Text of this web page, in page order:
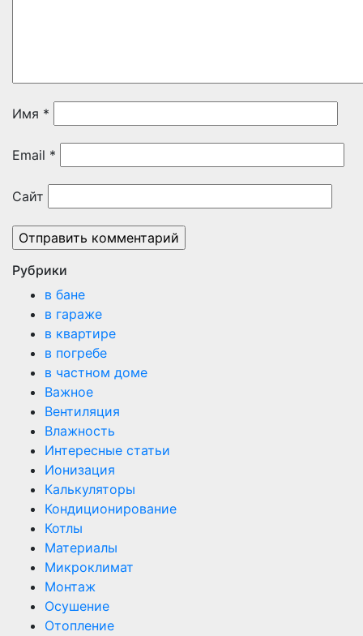
Имя *
Email *
Сайт
Рубрики
в бане
в гараже
в квартире
в погребе
в частном доме
Важное
Вентиляция
Влажность
Интересные статьи
Ионизация
Калькуляторы
Кондиционирование
Котлы
Материалы
Микроклимат
Монтаж
Осушение
Отопление